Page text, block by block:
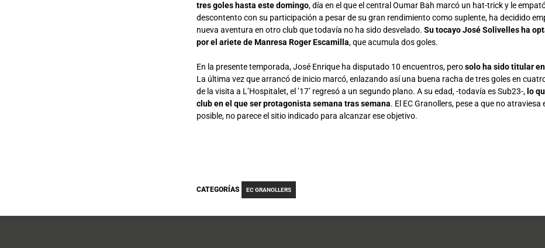
tres goles hasta este domingo, día en el que el central Oumar Bah marcó un hat-trick y le
descontento con su participación a pesar de su gran rendimiento como suplente, ha decidido
nueva aventura en otro club que todavía no ha sido desvelado. Su tocayo José Solivelles ha
por el ariete de Manresa Roger Escamilla, que acumula dos goles.
En la presente temporada, José Enrique ha disputado 10 encuentros, perosolo ha sido titular
La última vez que arrancó de inicio marcó, enlazando así una buena racha de tres goles en
de la visita a L’Hospitalet, el ’17’ regresó a un segundo plano. A su edad, -todavía es Sub23-, lo
club en el que ser protagonista semana tras semana. El EC Granollers, pese a que no
posible, no parece el sitio indicado para alcanzar ese objetivo.
CATEGORÍAS EC GRANOLLERS